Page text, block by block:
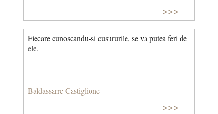
>>>
Fiecare cunoscandu-si cusururile, se va putea feri de
ele.
Baldassarre Castiglione
>>>